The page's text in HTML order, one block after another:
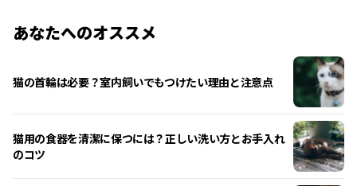
あなたへのオススメ
猫の首輪は必要？室内飼いでもつけたい理由と注意点
猫用の食器を清潔に保つには？正しい洗い方とお手入れ
のコツ